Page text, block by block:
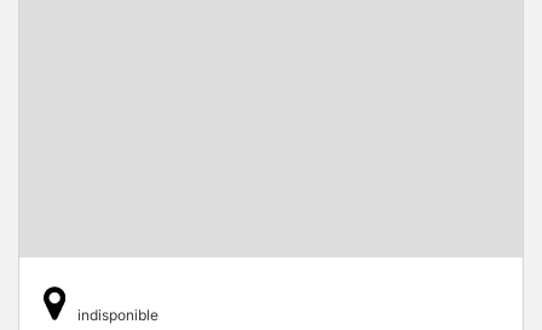
indisponible